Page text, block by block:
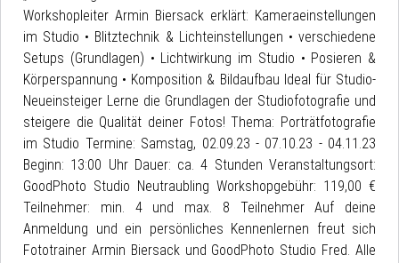
Workshopleiter Armin Biersack erklärt: Kameraeinstellungen
im Studio • Blitztechnik & Lichteinstellungen • verschiedene
Setups (Grundlagen) • Lichtwirkung im Studio • Posieren &
Körperspannung • Komposition & Bildaufbau Ideal für Studio-
Neueinsteiger Lerne die Grundlagen der Studiofotografie und
steigere die Qualität deiner Fotos! Thema: Porträtfotografie
im Studio Termine: Samstag, 02.09.23 - 07.10.23 - 04.11.23
Beginn: 13:00 Uhr Dauer: ca. 4 Stunden Veranstaltungsort:
GoodPhoto Studio Neutraubling Workshopgebühr: 119,00 €
Teilnehmer: min. 4 und max. 8 Teilnehmer Auf deine
Anmeldung und ein persönliches Kennenlernen freut sich
Fototrainer Armin Biersack und GoodPhoto Studio Fred. Alle